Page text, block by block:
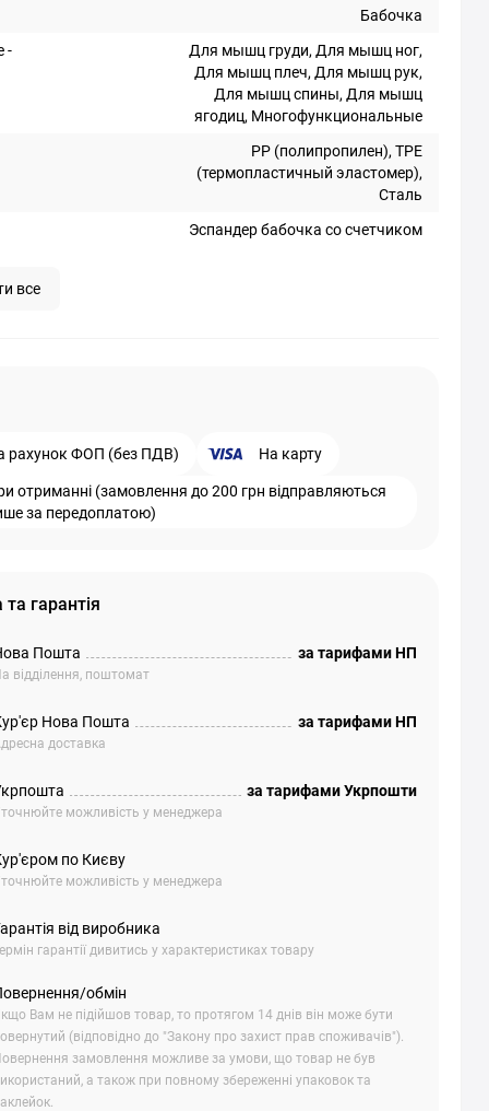
Бабочка
-
Для мышц груди, Для мышц ног,
Для мышц плеч, Для мышц рук,
Для мышц спины, Для мышц
ягодиц, Многофункциональные
PP (полипропилен), TPE
(термопластичный эластомер),
Сталь
Эспандер бабочка со счетчиком
все
рахунок ФОП (без ПДВ) На карту
отриманні (замовлення до 200 грн відправляються
за передоплатою)
гарантія
Пошта
відділення, поштомат
за тарифами НП
Нова Пошта
доставка
за тарифами НП
можливість у менеджера
за тарифами Укрпошти
по Києву
можливість у менеджера
від виробника
гарантії дивитись у характеристиках товару
обмін
Вам не підійшов товар, то протягом 14 днів він може бути
(відповідно до "Закону про захист прав споживачів").
замовлення можливе за умови, що товар не був
а також при повному збереженні упаковок та